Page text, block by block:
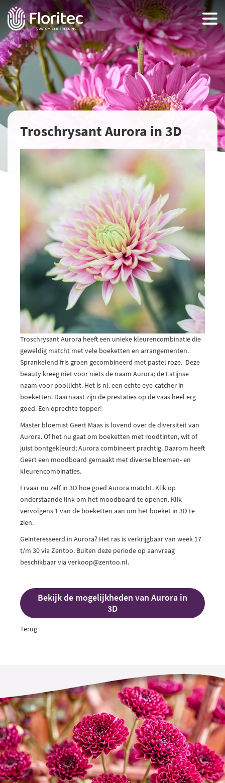
Troschrysant Aurora in 3D
Troschrysant Aurora heeft een unieke kleurencombinatie die
geweldig matcht met vele boeketten en arrangementen.
Sprankelend fris groen gecombineerd met pastel roze. Deze
beauty kreeg niet voor niets de naam Aurora; de Latijnse
naam voor poollicht. Het is nl. een echte eye-catcher in
boeketten. Daarnaast zijn de prestaties op de vaas heel erg
goed. Een oprechte topper!
Master bloemist Geert Maas is lovend over de diversiteit van
Aurora. Of het nu gaat om boeketten met roodtinten, wit of
juist bontgekleurd; Aurora combineert prachtig. Daarom heeft
Geert een moodboard gemaakt met diverse bloemen- en
kleurencombinaties.
Ervaar nu zelf in 3D hoe goed Aurora matcht. Klik op
onderstaande link om het moodboard te openen. Klik
vervolgens 1 van de boeketten aan om het boeket in 3D te
zien.
Geïnteresseerd in Aurora? Het ras is verkrijgbaar van week 17
t/m 30 via Zentoo. Buiten deze periode op aanvraag
beschikbaar via verkoop@zentoo.nl.
Bekijk de mogelijkheden van Aurora in
3D
Terug